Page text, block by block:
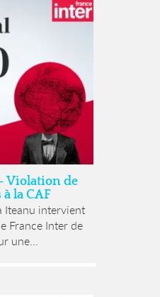
Violation de
la CAF
Iteanu intervient
France Inter de
une...